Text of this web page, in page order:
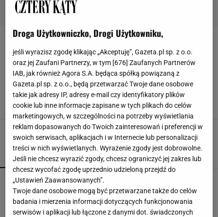
NATURALNE NAWOZY
Uschło mi kilka paprotek, aż w końcu użyłam
tych nawozów. Teraz rosną jak szalone, tylko je
przesadzam
DOMOWE SPOSOBY NATURALNE NAWOZY NAWOZY DO KWIATÓW
PAPROCIE
POPULARNE NAJNOWSZE
Kompaktowa bieżnia do małego mieszkania.
Ten sprzęt mieści się pod łóżko
Droga Użytkowniczko, Drogi Użytkowniku,
jeśli wyrazisz zgodę klikając „Akceptuję”, Gazeta.pl sp. z o.o.
oraz jej Zaufani Partnerzy, w tym [676] Zaufanych Partnerów
IAB, jak również Agora S.A. będąca spółką powiązaną z
Gazeta.pl sp. z o.o., będą przetwarzać Twoje dane osobowe
takie jak adresy IP, adresy e-mail czy identyfikatory plików
cookie lub inne informacje zapisane w tych plikach do celów
marketingowych, w szczególności na potrzeby wyświetlania
reklam dopasowanych do Twoich zainteresowań i preferencji w
swoich serwisach, aplikacjach i w Internecie lub personalizacji
treści w nich wyświetlanych. Wyrażenie zgody jest dobrowolne.
Jeśli nie chcesz wyrazić zgody, chcesz ograniczyć jej zakres lub
chcesz wycofać zgodę uprzednio udzieloną przejdź do
„Ustawień Zaawansowanych”.
Twoje dane osobowe mogą być przetwarzane także do celów
badania i mierzenia informacji dotyczących funkcjonowania
serwisów i aplikacji lub łączone z danymi dot. świadczonych